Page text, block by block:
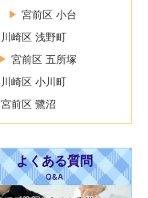
宮前区 小台
川崎区 浅野町
宮前区 五所塚
川崎区 小川町
宮前区 鷺沼
よくある質問
Q&A